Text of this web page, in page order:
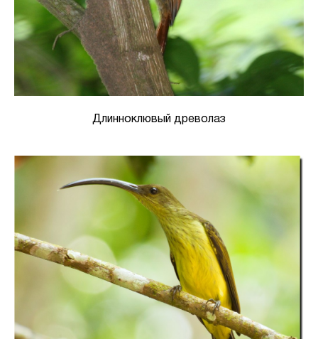
Длинноклювый древолаз